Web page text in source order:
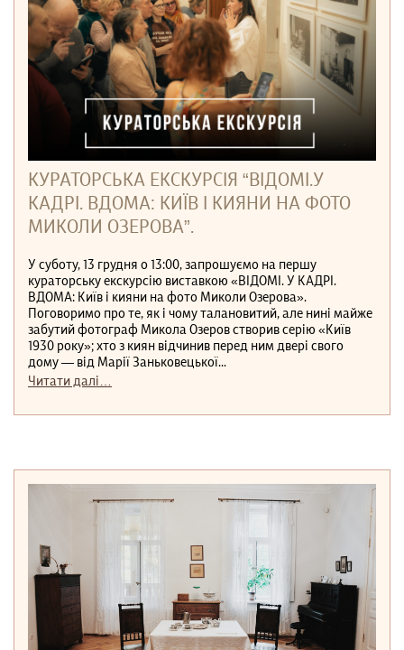
КУРАТОРСЬКА ЕКСКУРСІЯ “ВІДОМІ.У
КАДРІ. ВДОМА: КИЇВ І КИЯНИ НА ФОТО
МИКОЛИ ОЗЕРОВА”.
У суботу, 13 грудня о 13:00, запрошуємо на першу
кураторську екскурсію виставкою «ВІДОМІ. У КАДРІ.
ВДОМА: Київ і кияни на фото Миколи Озерова».
Поговоримо про те, як і чому талановитий, але нині майже
забутий фотограф Микола Озеров створив серію «Київ
1930 року»; хто з киян відчинив перед ним двері свого
дому — від Марії Заньковецької...
Читати далі…